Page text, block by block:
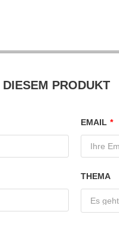
PRODUKT
EMAIL *
THEMA
Es geht